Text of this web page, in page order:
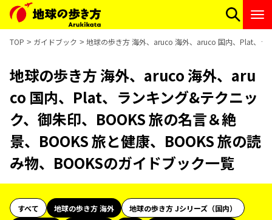
TOP ガイドブック 地球の歩き方 海外、aruco 海外、aruco 国内、Plat、ラ
地球の歩き方 海外、aruco 海外、aru
co 国内、Plat、ランキング&テクニッ
ク、御朱印、BOOKS 旅の名言＆絶
景、BOOKS 旅と健康、BOOKS 旅の読
み物、BOOKSのガイドブック一覧
すべて 地球の歩き方 海外
地球の歩き方 Jシリーズ（国内）